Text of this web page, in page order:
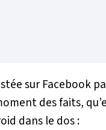
sur Facebook
des faits,
dans le dos :